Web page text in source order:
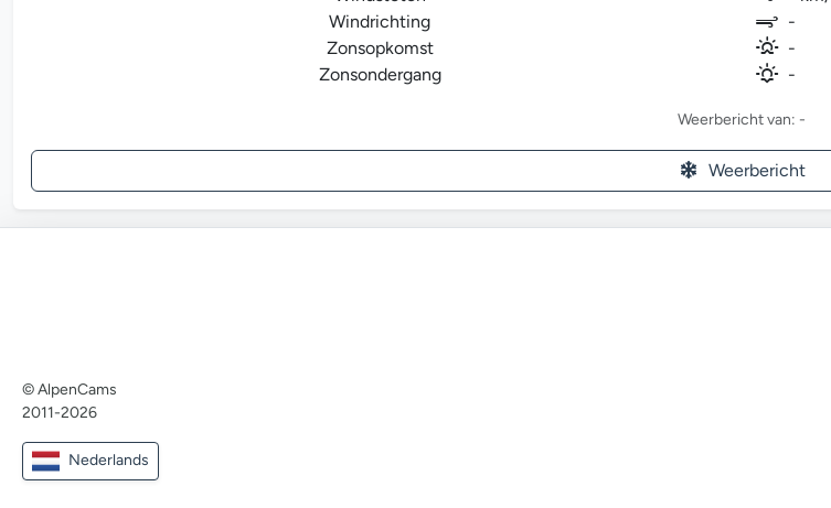
Windrichting
-
Zonsopkomst
-
Zonsondergang
-
Weerbericht van: -
Weerbericht
© AlpenCams
2011-2026
Nederlands